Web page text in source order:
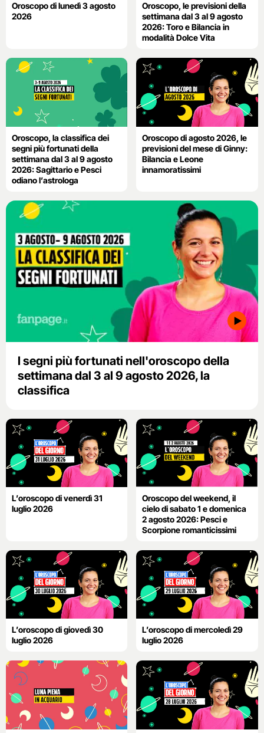
Oroscopo di lunedì 3 agosto
2026
Oroscopo, le previsioni della
settimana dal 3 al 9 agosto
2026: Toro e Bilancia in
modalità Dolce Vita
Oroscopo, la classifica dei
segni più fortunati della
settimana dal 3 al 9 agosto
2026: Sagittario e Pesci
odiano l’astrologa
Oroscopo di agosto 2026, le
previsioni del mese di Ginny:
Bilancia e Leone
innamoratissimi
I segni più fortunati nell'oroscopo della
settimana dal 3 al 9 agosto 2026, la
classifica
L’oroscopo di venerdì 31
luglio 2026
Oroscopo del weekend, il
cielo di sabato 1 e domenica
2 agosto 2026: Pesci e
Scorpione romanticissimi
L’oroscopo di giovedì 30
luglio 2026
L’oroscopo di mercoledì 29
luglio 2026